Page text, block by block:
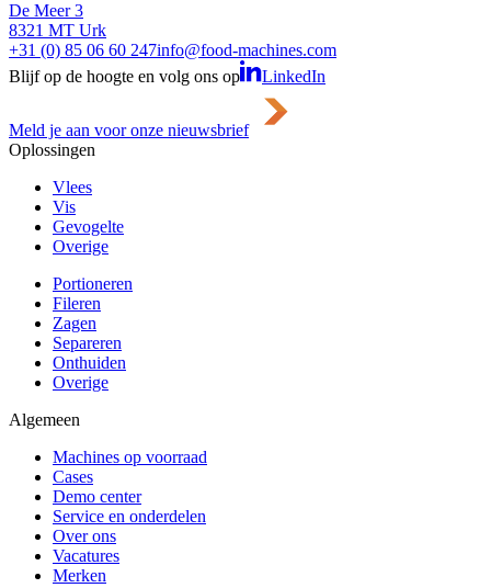
De Meer 3
8321 MT Urk
+31 (0) 85 06 60 247info@food-machines.com
Blijf op de hoogte en volg ons op
LinkedIn
Meld je aan voor onze nieuwsbrief
Oplossingen
Vlees
Vis
Gevogelte
Overige
Portioneren
Fileren
Zagen
Separeren
Onthuiden
Overige
Algemeen
Machines op voorraad
Cases
Demo center
Service en onderdelen
Over ons
Vacatures
Merken